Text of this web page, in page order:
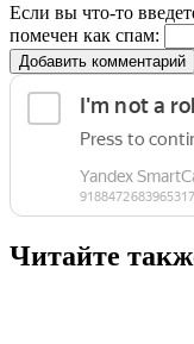
Если вы что-то
помечен как спам:
Добавить комментарий
Читайте